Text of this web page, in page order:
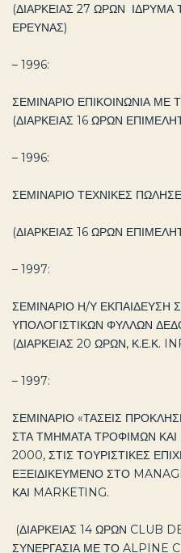
(ΔΙΑΡΚΕΙΑΣ 27 ΩΡΩΝ ΙΔΡΥΜΑ
ΕΡΕΥΝΑΣ)
– 1996:
ΣΕΜΙΝΑΡΙΟ ΕΠΙΚΟΙΝΩΝΙΑ ΜΕ
(ΔΙΑΡΚΕΙΑΣ 16 ΩΡΩΝ
– 1996:
ΣΕΜΙΝΑΡΙΟ ΤΕΧΝΙΚΕΣ
(ΔΙΑΡΚΕΙΑΣ 16 ΩΡΩΝ
– 1997:
ΣΕΜΙΝΑΡΙΟ Η/Υ ΕΚΠΑΙΔΕΥΣΗ
ΥΠΟΛΟΓΙΣΤΙΚΩΝ ΦΥΛΛΩΝ
(ΔΙΑΡΚΕΙΑΣ 20 ΩΡΩΝ, Κ.Ε.Κ.
– 1997:
ΣΕΜΙΝΑΡΙΟ «ΤΑΣΕΙΣ
ΣΤΑ ΤΜΗΜΑΤΑ ΤΡΟΦΙΜΩΝ
2000, ΣΤΙΣ ΤΟΥΡΙΣΤΙΚΕΣ
ΕΞΕΙΔΙΚΕΥΜΕΝΟ ΣΤΟ
ΚΑΙ MARKETING.
(ΔΙΑΡΚΕΙΑΣ 14 ΩΡΩΝ CLUB
ΣΥΝΕΡΓΑΣΙΑ ΜΕ ΤΟ ALPINE